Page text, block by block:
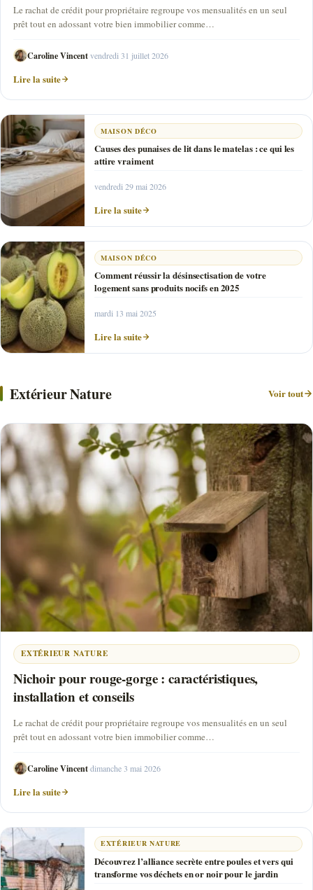
Le rachat de crédit pour propriétaire regroupe vos mensualités en un seul
prêt tout en adossant votre bien immobilier comme…
Caroline Vincent·vendredi 31 juillet 2026
Lire la suite
MAISON DÉCO
Causes des punaises de lit dans le matelas : ce qui les
attire vraiment
vendredi 29 mai 2026
Lire la suite
MAISON DÉCO
Comment réussir la désinsectisation de votre
logement sans produits nocifs en 2025
mardi 13 mai 2025
Lire la suite
Extérieur Nature Voir tout
EXTÉRIEUR NATURE
Nichoir pour rouge-gorge : caractéristiques,
installation et conseils
Le rachat de crédit pour propriétaire regroupe vos mensualités en un seul
prêt tout en adossant votre bien immobilier comme…
Caroline Vincent·dimanche 3 mai 2026
Lire la suite
EXTÉRIEUR NATURE
Découvrez l’alliance secrète entre poules et vers qui
transforme vos déchets en or noir pour le jardin